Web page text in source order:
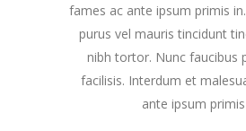
fames ac ante ipsum primis
purus vel mauris tincidunt
nibh tortor. Nunc faucibus
facilisis. Interdum et
ante ipsum